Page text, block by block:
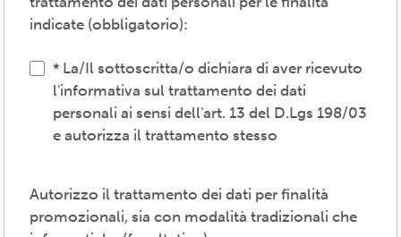
fondamentali -anche mediante attività,
convenzioni e servizi-, provvedere agli
vigenti, inviare comunicazioni promozionali.
Il trattamento verrà effettuato: con modalità
cartacea e/o informatica; in modo lecito,
interni e/o comunicando i dati a soggetti
esterni (amministrazioni/autorità; fornitori di
indicate (obbligatorio):
La/Il sottoscritta/o dichiara di aver ricevuto
l'informativa sul trattamento dei dati
personali ai sensi dell'art. 13 del D.Lgs 198/03
e autorizza il trattamento stesso
Autorizzo il trattamento dei dati per finalità
promozionali, sia con modalità tradizionali che